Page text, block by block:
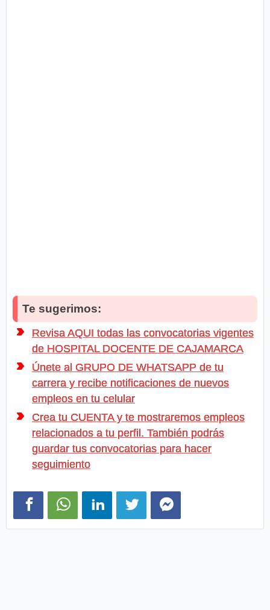
Te sugerimos:
Revisa AQUI todas las convocatorias vigentes
de HOSPITAL DOCENTE DE CAJAMARCA
Únete al GRUPO DE WHATSAPP de tu
carrera y recibe notificaciones de nuevos
empleos en tu celular
Crea tu CUENTA y te mostraremos empleos
relacionados a tu perfil. También podrás
guardar tus convocatorias para hacer
seguimiento